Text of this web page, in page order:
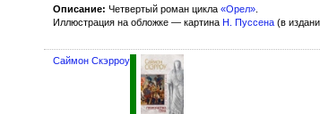
Описание: Четвертый роман цикла «Орел»
Иллюстрация на обложке — картина Н. Пуссена (в
Саймон Скэрроу